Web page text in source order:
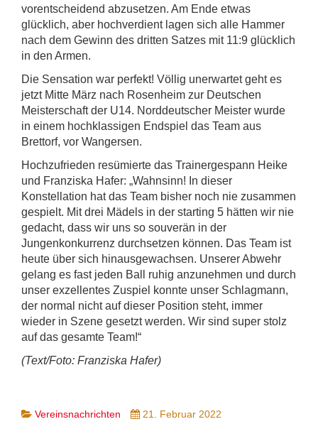
vorentscheidend abzusetzen. Am Ende etwas
glücklich, aber hochverdient lagen sich alle Hammer
nach dem Gewinn des dritten Satzes mit 11:9 glücklich
in den Armen.
Die Sensation war perfekt! Völlig unerwartet geht es
jetzt Mitte März nach Rosenheim zur Deutschen
Meisterschaft der U14. Norddeutscher Meister wurde
in einem hochklassigen Endspiel das Team aus
Brettorf, vor Wangersen.
Hochzufrieden resümierte das Trainergespann Heike
und Franziska Hafer: „Wahnsinn! In dieser
Konstellation hat das Team bisher noch nie zusammen
gespielt. Mit drei Mädels in der starting 5 hätten wir nie
gedacht, dass wir uns so souverän in der
Jungenkonkurrenz durchsetzen können. Das Team ist
heute über sich hinausgewachsen. Unserer Abwehr
gelang es fast jeden Ball ruhig anzunehmen und durch
unser exzellentes Zuspiel konnte unser Schlagmann,
der normal nicht auf dieser Position steht, immer
wieder in Szene gesetzt werden. Wir sind super stolz
auf das gesamte Team!“
(Text/Foto: Franziska Hafer)
Vereinsnachrichten 21. Februar 2022